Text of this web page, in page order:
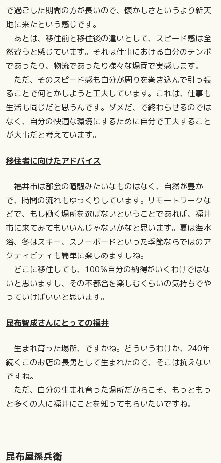
で過ごした期間の方が長いので、懐かしさというより新天
地に来たという感じです。
あとは、移住前と移住後の違いとして、スピード感は全
然違うと感じています。それは仕事における自分のテンポ
であったり、物流であったり様々な場面で実感します。
ただ、そのスピード感も自分が周りを巻き込んで引っ張
ることで何とかしようと工夫しています。これは、仕事も
生活も同じだと思うんです。ダメだ、で終わらせるのでは
なく、自分の快適な環境にするために自分で工夫すること
が大事だと考えています。
移住者に向けたアドバイス
福井市は都会の喧騒みたいなものはなく、自然が豊か
で、時間の流れもゆっくりしています。リモートワークな
どで、もし働く場所を選ばないということであれば、福井
市に来てみてもいいんじゃないかなと思います。夏は海水
浴、冬はスキー、スノーボードといった季節ならではのア
クティビティも簡単に楽しめますしね。
どこに移住しても、100％自分の納得がいくわけではな
いと思いますし、その不都合を楽しむくらいの気持ちでや
っていけばいいと思います。
昆布智成さんにとっての福井
生まれ育った場所、ですかね。どういうわけか、240年
続くこのお店の長男として生まれたので、そこは抗えない
ですね。
ただ、自分の生まれ育った場所だからこそ、もっともっ
と多くの人に福井にことを知ってもらいたいですね。
昆布屋孫兵衛